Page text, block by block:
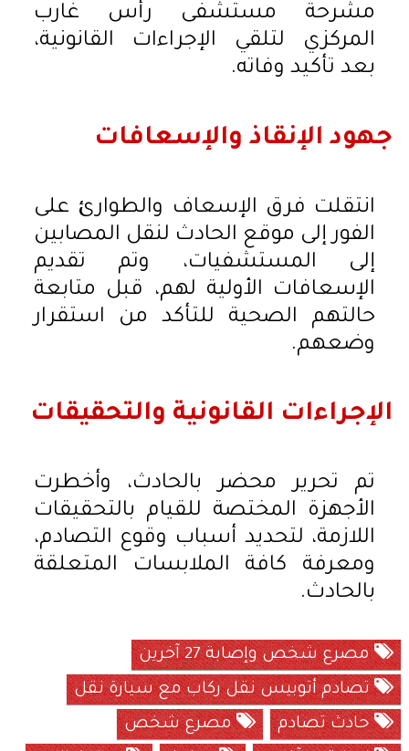
مشرحة مستشفى رأس غارب
المركزي لتلقي الإجراءات القانونية،
بعد تأكيد وفاته.
جهود الإنقاذ والإسعافات
انتقلت فرق الإسعاف والطوارئ على
الفور إلى موقع الحادث لنقل المصابين
إلى المستشفيات، وتم تقديم
الإسعافات الأولية لهم، قبل متابعة
حالتهم الصحية للتأكد من استقرار
وضعهم.
الإجراءات القانونية والتحقيقات
تم تحرير محضر بالحادث، وأخطرت
الأجهزة المختصة للقيام بالتحقيقات
اللازمة، لتحديد أسباب وقوع التصادم،
ومعرفة كافة الملابسات المتعلقة
بالحادث.
مصرع شخص وإصابة 27 آخرين
تصادم أتوبيس نقل ركاب مع سيارة نقل
حادث تصادم
مصرع شخص